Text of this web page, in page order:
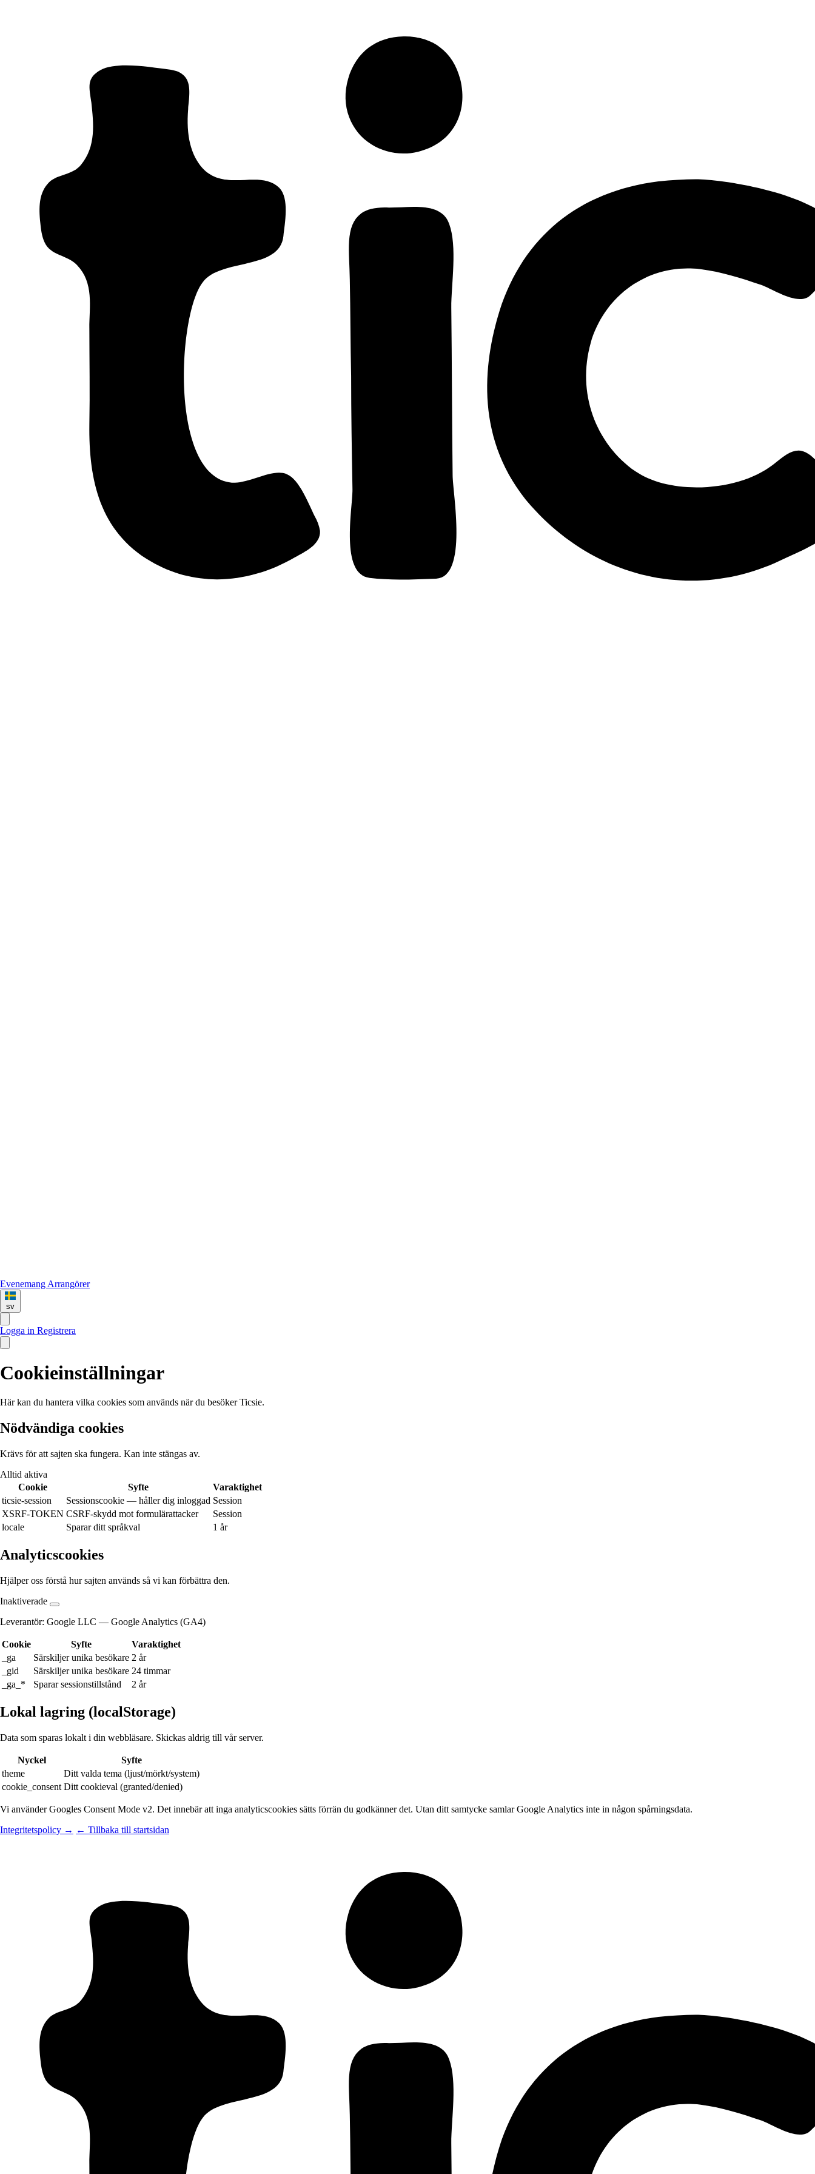
Evenemang Arrangörer
sv
Logga in Registrera
Cookieinställningar
Här kan du hantera vilka cookies som används när du besöker Ticsie.
Nödvändiga cookies
Krävs för att sajten ska fungera. Kan inte stängas av.
Alltid aktiva
Cookie
Syfte
Varaktighet
ticsie-session
Sessionscookie — håller dig inloggad Session
XSRF-TOKEN CSRF-skydd mot formulärattacker
Session
locale
Sparar ditt språkval 1 år
Analyticscookies
Hjälper oss förstå hur sajten används så vi kan förbättra den.
Inaktiverade
Leverantör: Google LLC — Google Analytics (GA4)
Cookie Syfte
Varaktighet
_ga
Särskiljer unika besökare 2 år
_gid
Särskiljer unika besökare 24 timmar
_ga_*
Sparar sessionstillstånd 2 år
Lokal lagring (localStorage)
Data som sparas lokalt i din webbläsare. Skickas aldrig till vår server.
Nyckel
Syfte
theme
Ditt valda tema (ljust/mörkt/system)
cookie_consent Ditt cookieval (granted/denied)
Vi använder Googles Consent Mode v2. Det innebär att inga analyticscookies sätts förrän du godkänner det. Utan ditt samtycke samlar Google Analytics inte in någon spårningsdata.
Integritetspolicy → ← Tillbaka till startsidan